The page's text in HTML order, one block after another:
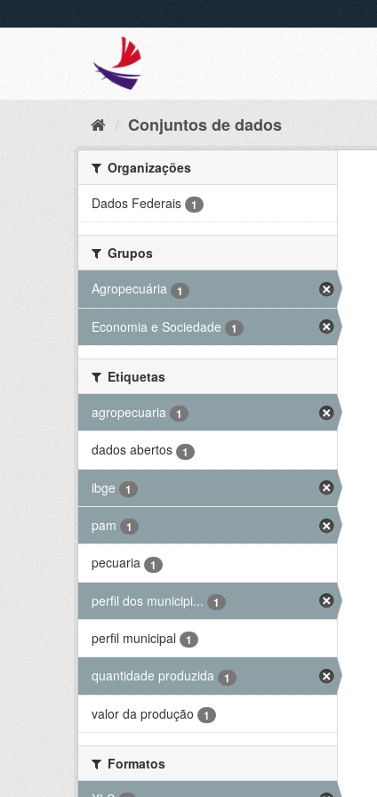
Conjuntos de dados
Organizações
Dados Federais
1
Grupos
Agropecuária
1
Economia e Sociedade 1
Etiquetas
agropecuaria
1
dados abertos 1
ibge 1
pam 1
pecuaria 1
perfil dos municipi... 1
perfil municipal 1
quantidade produzida 1
valor da produção 1
Formatos